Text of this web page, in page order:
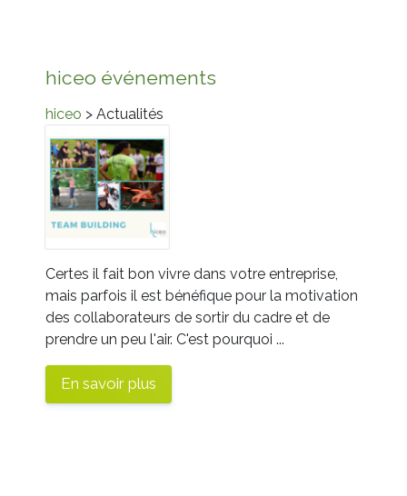
hiceo événements
hiceo > Actualités
Certes il fait bon vivre dans votre entreprise,
mais parfois il est bénéfique pour la motivation
des collaborateurs de sortir du cadre et de
prendre un peu l'air. C'est pourquoi ...
En savoir plus